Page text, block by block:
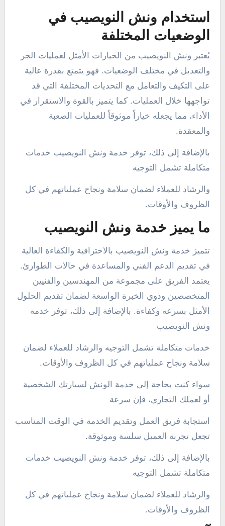
استخدام ونش النويصيب في
الوضعيات المختلفة
يُعتبر ونش النويصيب من الخيارات الأمثل لعمليات الجر
والتعديل في مختلف الوضعيات. فهو يتمتع بقدرة عالية
على التكيف والتعامل مع التحديات المختلفة التي قد
تواجهها خلال العمليات. كما يتميز بالقوة والاستقرار في
الأداء، مما يجعله خياراً موثوقاً للعمليات الصعبة
والمعقدة.
بالإضافة إلى ذلك، توفر خدمة ونش النويصيب خدمات
متكاملة تشمل التوجيه
والرشاد للعملاء لضمان سلامة ونجاح عملياتهم في كل
الظروف والأوقات.
ما يميز خدمة ونش النويصيب
تتميز خدمة ونش النويصيب بالاحترافية والكفاءة العالية
في تقديم الدعم الفني والمساعدة في حالات الطوارئ.
يعتمد الفريق على مجموعة من المهندسين والفنيين
المتخصصين وذوي الخبرة الواسعة لضمان تقديم الحلول
الأمثل بسرعة وكفاءة. بالإضافة إلى ذلك، توفر خدمة
ونش النويصيب
خدمات متكاملة تشمل التوجيه والرشاد للعملاء لضمان
سلامة ونجاح عملياتهم في كل الظروف والأوقات.
سواء كنت بحاجة إلى خدمة الونش لسيارتك الشخصية
أو لعملك التجاري، فإن سرعة
استجابة فريق العمل وتقديم الخدمة في الوقت المناسب
تجعل تجربة العميل سلسة وموثوقة.
بالإضافة إلى ذلك، توفر خدمة ونش النويصيب خدمات
متكاملة تشمل التوجيه
والرشاد للعملاء لضمان سلامة ونجاح عملياتهم في كل
الظروف والأوقات.